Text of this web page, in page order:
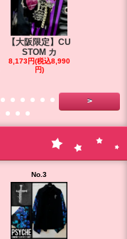
【大阪限定】CU
STOM カ
8,173円(税込8,990
円)
>
No.3